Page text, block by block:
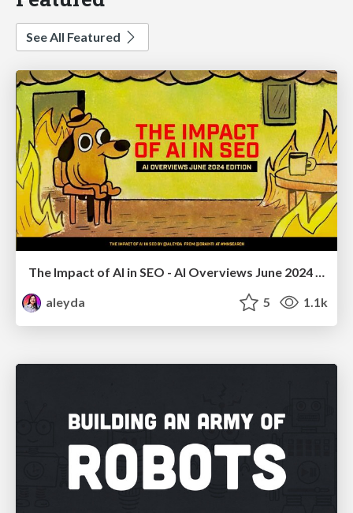
See All Featured
The Impact of AI in SEO - AI Overviews June 2024 Edition
aleyda
5 1.1k